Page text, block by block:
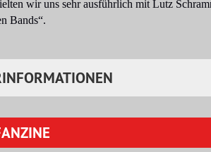
wir uns sehr ausführlich mit Lutz
Bands“.